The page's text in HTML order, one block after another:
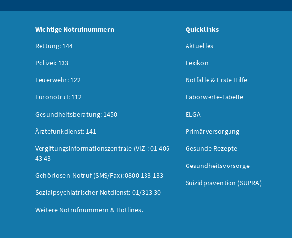
Wichtige Notrufnummern
Rettung: 144
Polizei: 133
Feuerwehr: 122
Euronotruf: 112
Gesundheitsberatung: 1450
Ärztefunkdienst: 141
Vergiftungsinformationszentrale (VIZ): 01 406
43 43
Gehörlosen-Notruf (SMS/Fax): 0800 133 133
Sozialpsychiatrischer Notdienst: 01/313 30
Weitere Notrufnummern & Hotlines.
Quicklinks
Aktuelles
Lexikon
Notfälle & Erste Hilfe
Laborwerte-Tabelle
ELGA
Primärversorgung
Gesunde Rezepte
Gesundheitsvorsorge
Suizidprävention (SUPRA)